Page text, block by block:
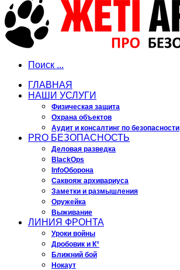
Поиск ...
ГЛАВНАЯ
НАШИ УСЛУГИ
Физическая защита
Охрана объектов
Аудит и консалтинг по безопасности
PRO БЕЗОПАСНОСТЬ
Деловая разведка
BlackOps
InfoОборона
Саквояж архивариуса
Заметки и размышления
Оружейка
Выживание
ЛИНИЯ ФРОНТА
Уроки войны
Дробовик и К°
Ближний бой
Нокаут